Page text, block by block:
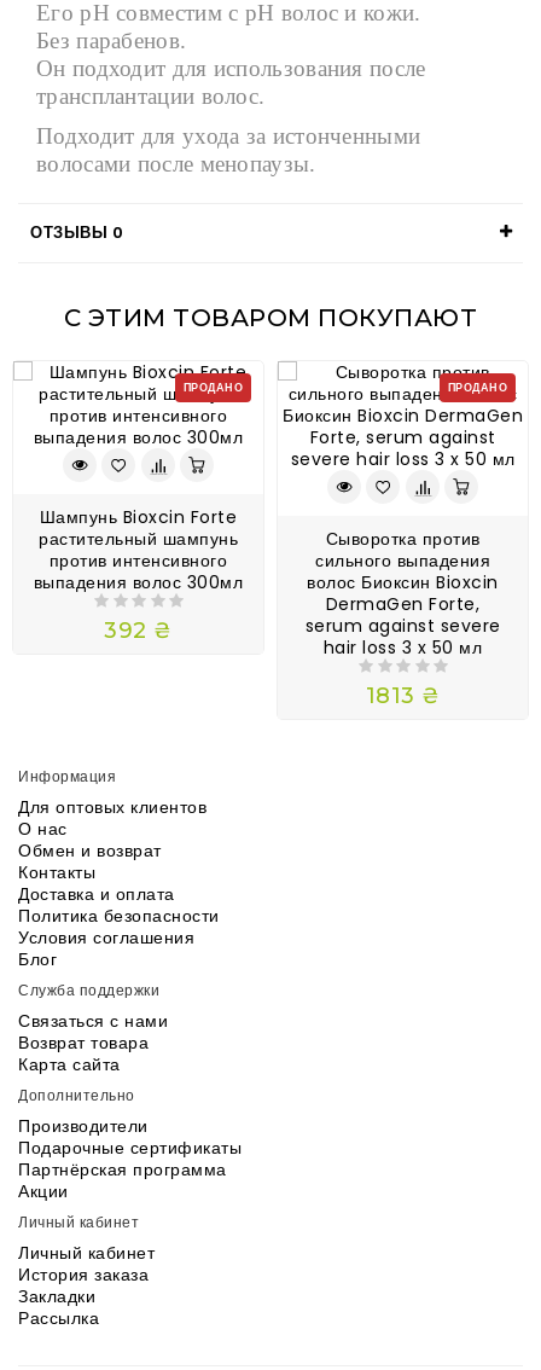
Его рН совместим с рН волос и кожи.
Без парабенов.
Он подходит для использования после
трансплантации волос.
Подходит для ухода за истонченными
волосами после менопаузы.
ОТЗЫВЫ 0
С ЭТИМ ТОВАРОМ ПОКУПАЮТ
ПРОДАНО
Шампунь Bioxcin Forte
растительный шампунь
против интенсивного
выпадения волос 300мл
392 ₴
ПРОДАНО
Сыворотка против
сильного выпадения
волос Биоксин Bioxcin
DermaGen Forte,
serum against severe
hair loss 3 x 50 мл
1813 ₴
Информация
Для оптовых клиентов
О нас
Обмен и возврат
Контакты
Доставка и оплата
Политика безопасности
Условия соглашения
Блог
Служба поддержки
Связаться с нами
Возврат товара
Карта сайта
Дополнительно
Производители
Подарочные сертификаты
Партнёрская программа
Акции
Личный кабинет
Личный кабинет
История заказа
Закладки
Рассылка